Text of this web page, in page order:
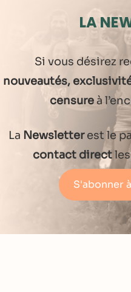
LA
Si vous désirez
nouveautés,
censureà
La Newsletterest le
contact direct
S'abonner